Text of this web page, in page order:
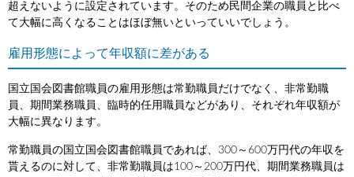
超えないように設定されています。そのため民間企業の職員と比べ
て大幅に高くなることはほぼ無いといっていいでしょう。
雇用形態によって年収額に差がある
国立国会図書館職員の雇用形態は常勤職員だけでなく、非常勤職
員、期間業務職員、臨時的任用職員などがあり、それぞれ年収額が
大幅に異なります。
常勤職員の国立国会図書館職員であれば、300～600万円代の年収を
貰えるのに対して、非常勤職員は100～200万円代、期間業務職員は